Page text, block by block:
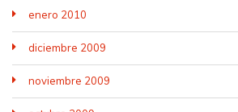
enero 2010
diciembre 2009
noviembre 2009